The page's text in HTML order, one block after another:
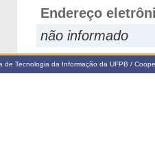
Endereço
não informado
de Tecnologia da Informação da UFPB /